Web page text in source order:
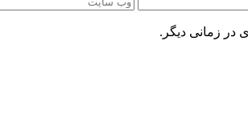
در زمانی دیگر.